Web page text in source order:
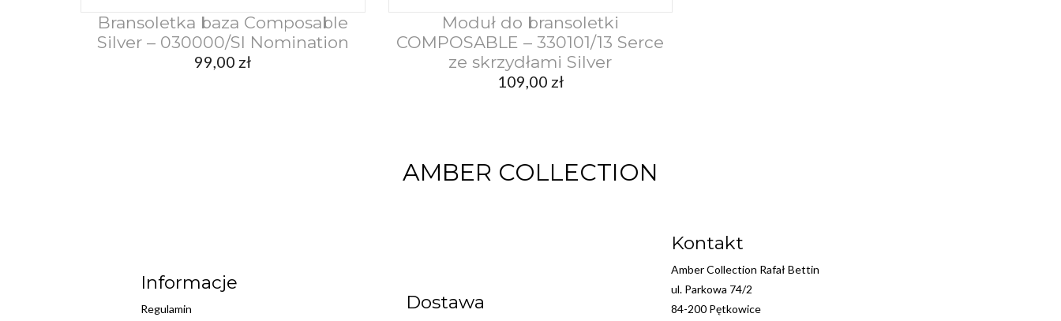
Dodaj do koszyka
Bransoletka baza Composable
Silver – 030000/SI Nomination
99,00 zł
Dodaj do koszyka
Moduł do bransoletki
COMPOSABLE – 330101/13 Serce
ze skrzydłami Silver
109,00 zł
AMBER COLLECTION
Informacje
Regulamin
Dostawa
Kontakt
Amber Collection Rafał Bettin
ul. Parkowa 74/2
84-200 Pętkowice